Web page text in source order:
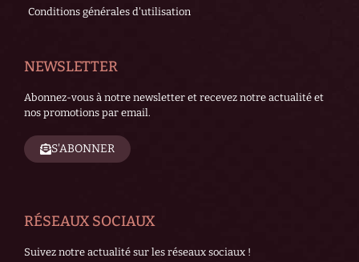
Conditions générales d'utilisation
NEWSLETTER
Abonnez-vous à notre newsletter et recevez notre actualité et
nos promotions par email.
S'ABONNER
RÉSEAUX SOCIAUX
Suivez notre actualité sur les réseaux sociaux !